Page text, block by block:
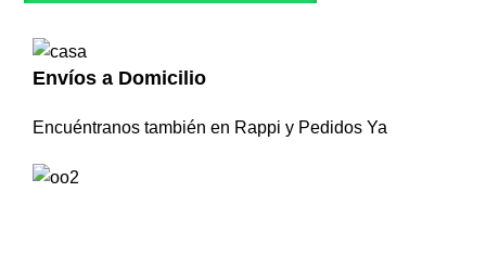
Envíos a Domicilio
Encuéntranos también en Rappi y Pedidos Ya